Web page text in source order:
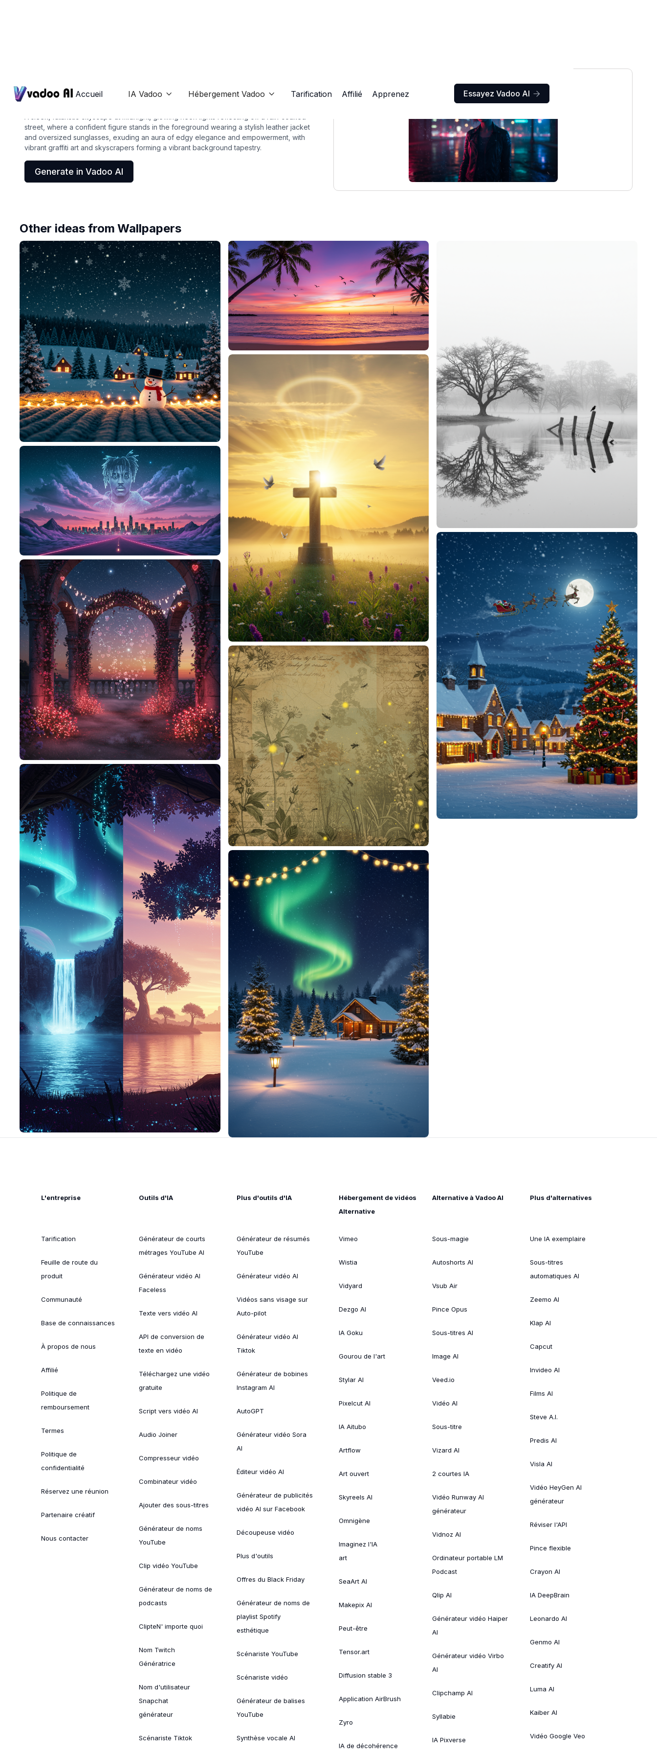
Accueil IA Vadoo  Hébergement Vadoo  Tarification Affilié Apprenez Essayez Vadoo AI 
baddie wallpaper
street, where a confident figure stands in the foreground wearing a stylish leather jacket
and oversized sunglasses, exuding an aura of edgy elegance and empowerment, with
vibrant graffiti art and skyscrapers forming a vibrant background tapestry.
Generate in Vadoo AI
Other ideas from Wallpapers
L'entreprise
Tarification
Feuille de route du
produit
Communauté
Base de connaissances
À propos de nous
Affilié
Politique de
remboursement
Termes
Politique de
confidentialité
Réservez une réunion
Partenaire créatif
Nous contacter
Outils d'IA
Générateur de courts
métrages YouTube AI
Générateur vidéo AI
Faceless
Texte vers vidéo AI
API de conversion de
texte en vidéo
Téléchargez une vidéo
gratuite
Script vers vidéo AI
Audio Joiner
Compresseur vidéo
Combinateur vidéo
Ajouter des sous-titres
Générateur de noms
YouTube
Clip vidéo YouTube
Générateur de noms de
podcasts
ClipteN' importe quoi
Nom Twitch
Génératrice
Nom d'utilisateur
Snapchat
générateur
Scénariste Tiktok
Plus d'outils d'IA
Générateur de résumés
YouTube
Générateur vidéo AI
Vidéos sans visage sur
Auto-pilot
Générateur vidéo AI
Tiktok
Générateur de bobines
Instagram AI
AutoGPT
Générateur vidéo Sora
AI
Éditeur vidéo AI
Générateur de publicités
vidéo AI sur Facebook
Découpeuse vidéo
Plus d'outils
Offres du Black Friday
Générateur de noms de
playlist Spotify
esthétique
Scénariste YouTube
Scénariste vidéo
Générateur de balises
YouTube
Synthèse vocale AI
Hébergement de vidéos
Alternative
Vimeo
Wistia
Vidyard
Dezgo AI
IA Goku
Gourou de l'art
Stylar AI
Pixelcut AI
IA Aitubo
Artflow
Art ouvert
Skyreels AI
Omnigène
Imaginez l'IA
art
SeaArt AI
Makepix AI
Peut-être
Tensor.art
Diffusion stable 3
Application AirBrush
Zyro
IA de décohérence
Alternative à Vadoo AI
Sous-magie
Autoshorts AI
Vsub Air
Pince Opus
Sous-titres AI
Image AI
Veed.io
Vidéo AI
Sous-titre
Vizard AI
2 courtes IA
Vidéo Runway AI
générateur
Vidnoz AI
Ordinateur portable LM
Podcast
Qlip AI
Générateur vidéo Haiper
AI
Générateur vidéo Virbo
AI
Clipchamp AI
Syllabie
IA Pixverse
Plus d'alternatives
Une IA exemplaire
Sous-titres
automatiques AI
Zeemo AI
Klap AI
Capcut
Invideo AI
Films AI
Steve A.I.
Predis AI
Visla AI
Vidéo HeyGen AI
générateur
Réviser l'API
Pince flexible
Crayon AI
IA DeepBrain
Leonardo AI
Genmo AI
Creatify AI
Luma AI
Kaiber AI
Vidéo Google Veo